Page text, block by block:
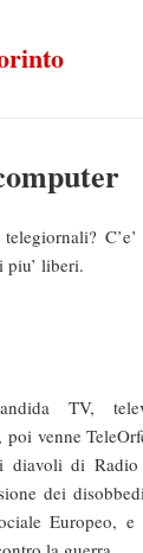
piu’ liberi.
TV,
poi venne
diavoli di
dei
Europeo,